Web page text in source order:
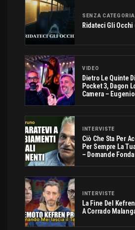
SENZA CATEGORIA
Ridateci Gli
VIDEO
Dietro Le Quinte
Pocket 3, Dagon
Camera –
INTERVISTE
Ciò Che Sta Per
Per Sempre La
– Domande
INTERVISTE
La Fine Del
A Corrado